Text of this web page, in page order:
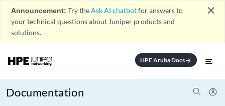
Announcement: Try theAsk AI chatbotfor answers to
your technical questions about Juniper products and
solutions.
close
HPE Aruba Docsarrow_forward
Documentation